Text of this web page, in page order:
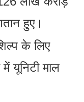
हुए।
के लिए
यूनिटी माल